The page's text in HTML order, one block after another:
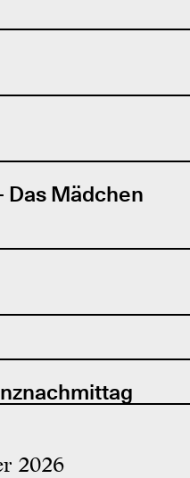
Das Mädchen
2026